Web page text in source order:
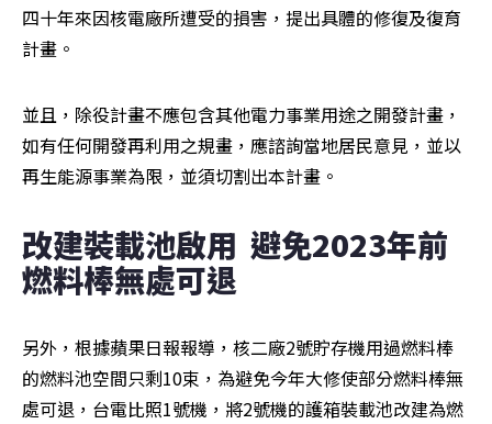
四十年來因核電廠所遭受的損害，提出具體的修復及復育
計畫。
並且，除役計畫不應包含其他電力事業用途之開發計畫，
如有任何開發再利用之規畫，應諮詢當地居民意見，並以
再生能源事業為限，並須切割出本計畫。
改建裝載池啟用  避免2023年前
燃料棒無處可退
另外，根據蘋果日報報導，核二廠2號貯存機用過燃料棒
的燃料池空間只剩10束，為避免今年大修使部分燃料棒無
處可退，台電比照1號機，將2號機的護箱裝載池改建為燃